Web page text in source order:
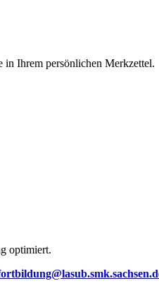
in Ihrem persönlichen Merkzettel.
optimiert.